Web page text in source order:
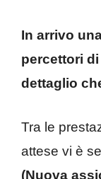
In arrivo
percettori
dettaglio
Tra le
attese vi è
(Nuova